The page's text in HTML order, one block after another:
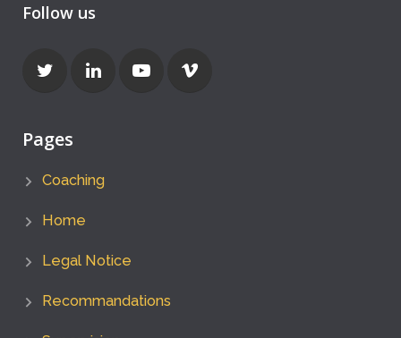
Follow us
Pages
Coaching
Home
Legal Notice
Recommandations